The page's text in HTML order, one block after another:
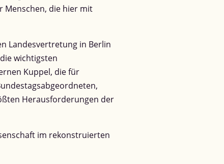
Menschen, die hier mit
Landesvertretung in Berlin
wichtigsten
Kuppel, die für
Herausforderungen der
im rekonstruierten